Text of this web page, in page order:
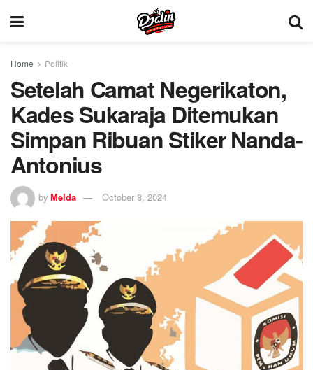
Home Politik
Setelah Camat Negerikaton,
Kades Sukaraja Ditemukan
Simpan Ribuan Stiker Nanda-
Antonius
by Melda October 8, 2024